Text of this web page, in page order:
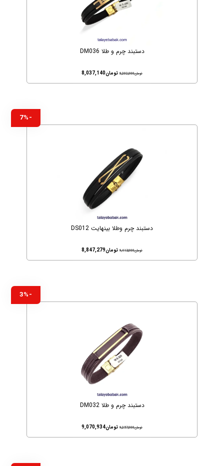
دستبند چرم و طلا DM036
تومان8,202,000 تومان8,037,140
-7%
دستبند چرم وطلا بینهایت DS012
تومان9,413,000 تومان8,847,279
-3%
دستبند چرم و طلا DM032
تومان9,257,000 تومان9,070,934